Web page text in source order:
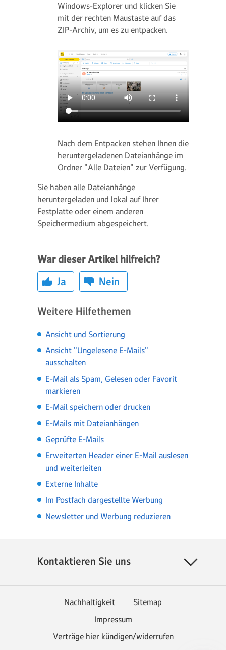
Windows-Explorer und klicken Sie
mit der rechten Maustaste auf das
ZIP-Archiv, um es zu entpacken.
Nach dem Entpacken stehen Ihnen die
heruntergeladenen Dateianhänge im
Ordner "Alle Dateien" zur Verfügung.
Sie haben alle Dateianhänge
heruntergeladen und lokal auf Ihrer
Festplatte oder einem anderen
Speichermedium abgespeichert.
War dieser Artikel hilfreich?
Ja
Nein
Weitere Hilfethemen
Ansicht und Sortierung
Ansicht "Ungelesene E-Mails"
ausschalten
E-Mail als Spam, Gelesen oder Favorit
markieren
E-Mail speichern oder drucken
E-Mails mit Dateianhängen
Geprüfte E-Mails
Erweiterten Header einer E-Mail auslesen
und weiterleiten
Externe Inhalte
Im Postfach dargestellte Werbung
Newsletter und Werbung reduzieren
Kontaktieren Sie uns
Nachhaltigkeit
Sitemap
Impressum
Verträge hier kündigen/widerrufen